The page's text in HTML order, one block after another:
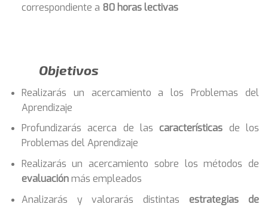
correspondiente a 80 horas lectivas
Objetivos
Realizarás un acercamiento a los Problemas del
Aprendizaje
Profundizarás acerca de lascaracterísticas de los
Problemas del Aprendizaje
Realizarás un acercamiento sobre los métodos de
evaluaciónmás empleados
Analizarás y valorarás distintasestrategias de